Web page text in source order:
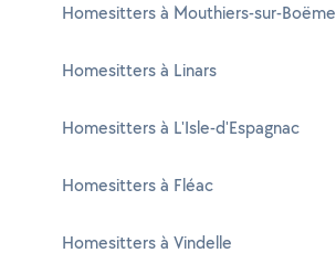
Homesitters à Mouthiers-sur-Boëme
Homesitters à Linars
Homesitters à L'Isle-d'Espagnac
Homesitters à Fléac
Homesitters à Vindelle